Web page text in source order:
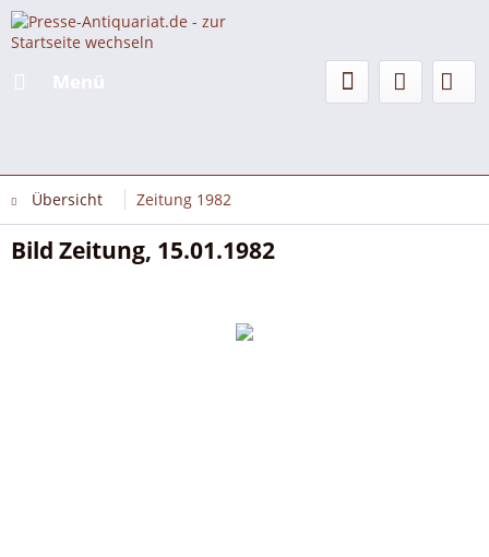
Übersicht Zeitung 1982
Bild Zeitung, 15.01.1982